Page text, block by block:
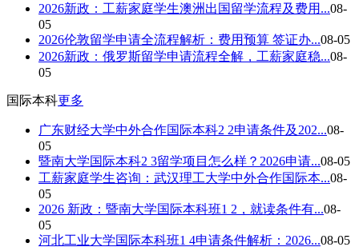
2026新政：工薪家庭学生澳洲出国留学流程及费用...08-
05
2026伦敦留学申请全流程解析：费用预算 签证办...08-05
2026新政：俄罗斯留学申请流程全解，工薪家庭稳...08-
05
国际本科更多
广东财经大学中外合作国际本科2 2申请条件及202...08-
05
暨南大学国际本科2 3留学项目怎么样？2026申请...08-05
工薪家庭学生咨询：武汉理工大学中外合作国际本...08-
05
2026 新政：暨南大学国际本科班1 2，就读条件有...08-
05
河北工业大学国际本科班1 4申请条件解析：2026...08-05